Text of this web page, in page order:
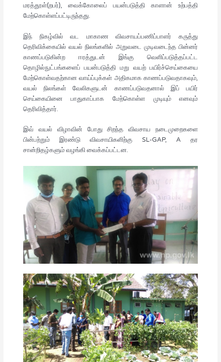
மரத்தூள்(றபர்), வைக்கோலைப் பயன்படுத்தி காளான் உற்பத்தி
மேற்கொள்ளப்பட்டிருந்தது.
இந் நிகழ்வில் வட மாகாண விவசாயப்பணிப்பாளர் கருத்து
தெரிவிக்கையில் வயல் நிலங்களில் அறுவடை முடிவடைந்த பின்னர்
காணப்படுகின்ற ஈரத்துடன் இங்கு வெளிப்படுத்தப்பட்ட
தொழில்நுட்பங்களைப் பயன்படுத்தி மறு வயற் பயிர்ச்செய்கையை
மேற்கொள்வதற்கான வாய்ப்புக்கள் அதிகமாக காணப்படுவதாகவும்,
வயல் நிலங்கள் வேலிகளுடன் காணப்படுவதனால் இப் பயிர்
செய்கையினை பாதுகாப்பாக மேற்கொள்ள முடியும் எனவும்
தெரிவித்தார்.
இவ் வயல் விழாவின் போது சிறந்த விவசாய நடைமுறைகளை
பின்பற்றும் இரண்டு விவசாயிகளிற்கு SL-GAP, A தர
சான்றிதழ்களும் வழங்கி வைக்கப்பட்டன.